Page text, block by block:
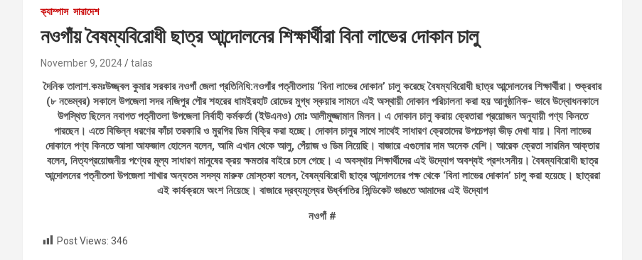
ক্যাম্পাস সারাদেশ
নওগাঁয় বৈষম্যবিরোধী ছাত্র আন্দোলনের শিক্ষার্থীরা বিনা লাভের দোকান চালু
November 9, 2024 talas
দৈনিক তালাশ.কমঃউজ্জ্বল কুমার সরকার নওগাঁ জেলা প্রতিনিধি:নওগাঁর পত্নীতলায় ‘বিনা লাভের দোকান’ চালু করেছে বৈষম্যবিরোধী ছাত্র আন্দোলনের শিক্ষার্থীরা। শুক্রবার
(৮ নভেম্বর) সকালে উপজেলা সদর নজিপুর পৌর শহরের ধামইরহাট রোডের মুগ্ধ স্কয়ার সামনে এই অস্থায়ী দোকান পরিচালনা করা হয় আনুষ্ঠানিক- ভাবে উদ্বোধনকালে
উপস্থিত ছিলেন নবাগত পত্নীতলা উপজেলা নির্বাহী কর্মকর্তা (ইউএনও) মোঃ আলীমুজ্জামান মিলন। এ দোকান চালু করায় ক্রেতারা প্রয়োজন অনুযায়ী পণ্য কিনতে
পারছেন। এতে বিভিন্ন ধরণের কাঁচা তরকারি ও মুরগির ডিম বিক্রি করা হচ্ছে। দোকান চালুর সাথে সাথেই সাধারণ ক্রেতাদের উপচেপড়া ভীড় দেখা যায়। বিনা লাভের
দোকানে পণ্য কিনতে আসা আফজাল হোসেন বলেন, আমি এখান থেকে আলু, পেঁয়াজ ও ডিম নিয়েছি। বাজারে এগুলোর দাম অনেক বেশি। আরেক ক্রেতা সারমিন আক্তার
বলেন, নিত্যপ্রয়োজনীয় পণ্যের মূল্য সাধারণ মানুষের ক্রয় ক্ষমতার বাইরে চলে গেছে। এ অবস্থায় শিক্ষার্থীদের এই উদ্যোগ অবশ্যই প্রশংসনীয়। বৈষম্যবিরোধী ছাত্র
আন্দোলনের পত্নীতলা উপজেলা শাখার অন্যতম সদস্য মারুফ মোস্তফা বলেন, বৈষম্যবিরোধী ছাত্র আন্দোলনের পক্ষ থেকে ‘বিনা লাভের দোকান’ চালু করা হয়েছে। ছাত্ররা
এই কার্যক্রমে অংশ নিয়েছে। বাজারে দ্রব্যমূল্যের ঊর্ধ্বগতির সিন্ডিকেট ভাঙতে আমাদের এই উদ্যোগ
নওগাঁ #
Post Views: 346